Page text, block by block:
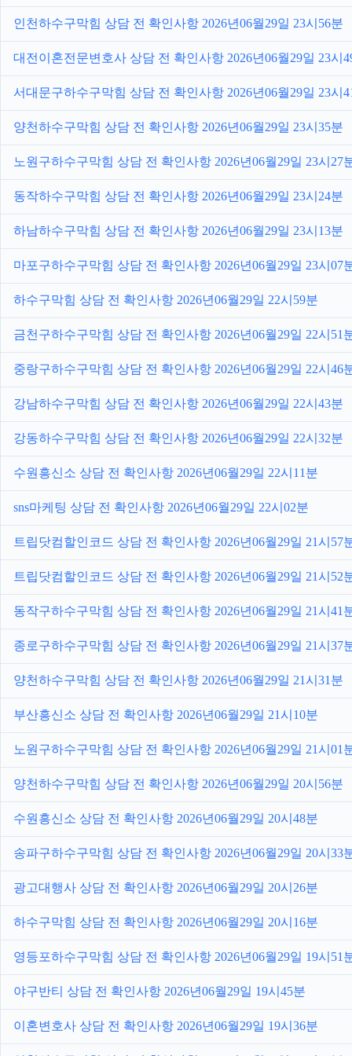
인천하수구막힘 상담 전 확인사항 2026년06월29일 23시56분
대전이혼전문변호사 상담 전 확인사항 2026년06월29일 23시
서대문구하수구막힘 상담 전 확인사항 2026년06월29일 23시
양천하수구막힘 상담 전 확인사항 2026년06월29일 23시35분
노원구하수구막힘 상담 전 확인사항 2026년06월29일 23시27
동작하수구막힘 상담 전 확인사항 2026년06월29일 23시24분
하남하수구막힘 상담 전 확인사항 2026년06월29일 23시13분
마포구하수구막힘 상담 전 확인사항 2026년06월29일 23시07
하수구막힘 상담 전 확인사항 2026년06월29일 22시59분
금천구하수구막힘 상담 전 확인사항 2026년06월29일 22시51
중랑구하수구막힘 상담 전 확인사항 2026년06월29일 22시46
강남하수구막힘 상담 전 확인사항 2026년06월29일 22시43분
강동하수구막힘 상담 전 확인사항 2026년06월29일 22시32분
수원흥신소 상담 전 확인사항 2026년06월29일 22시11분
sns마케팅 상담 전 확인사항 2026년06월29일 22시02분
트립닷컴할인코드 상담 전 확인사항 2026년06월29일 21시57
트립닷컴할인코드 상담 전 확인사항 2026년06월29일 21시52
동작구하수구막힘 상담 전 확인사항 2026년06월29일 21시41
종로구하수구막힘 상담 전 확인사항 2026년06월29일 21시37
양천하수구막힘 상담 전 확인사항 2026년06월29일 21시31분
부산흥신소 상담 전 확인사항 2026년06월29일 21시10분
노원구하수구막힘 상담 전 확인사항 2026년06월29일 21시01
양천하수구막힘 상담 전 확인사항 2026년06월29일 20시56분
수원흥신소 상담 전 확인사항 2026년06월29일 20시48분
송파구하수구막힘 상담 전 확인사항 2026년06월29일 20시33
광고대행사 상담 전 확인사항 2026년06월29일 20시26분
하수구막힘 상담 전 확인사항 2026년06월29일 20시16분
영등포하수구막힘 상담 전 확인사항 2026년06월29일 19시51
야구반티 상담 전 확인사항 2026년06월29일 19시45분
이혼변호사 상담 전 확인사항 2026년06월29일 19시36분